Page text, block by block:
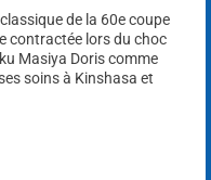
de la 60e coupe
contractée lors du choc
Masiya Doris comme
soins à Kinshasa et